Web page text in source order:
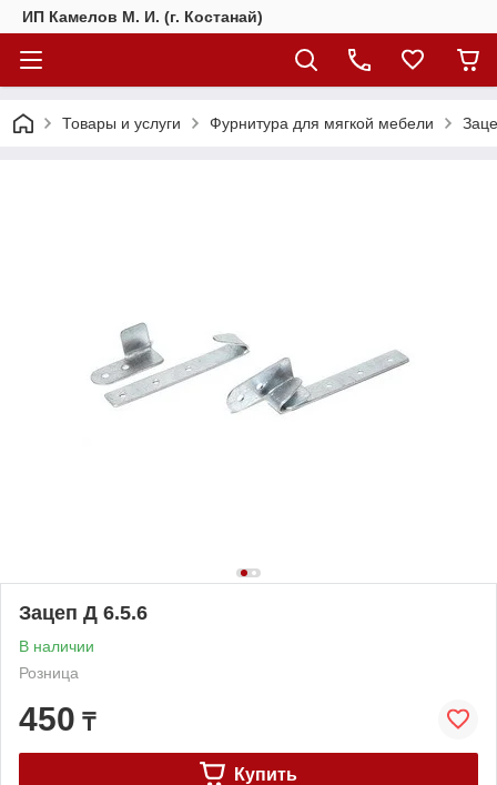
ИП Камелов М. И. (г. Костанай)
Товары и услуги Фурнитура для мягкой мебели
Зацеп Д 6.5.6
В наличии
Розница
450 ₸
Купить